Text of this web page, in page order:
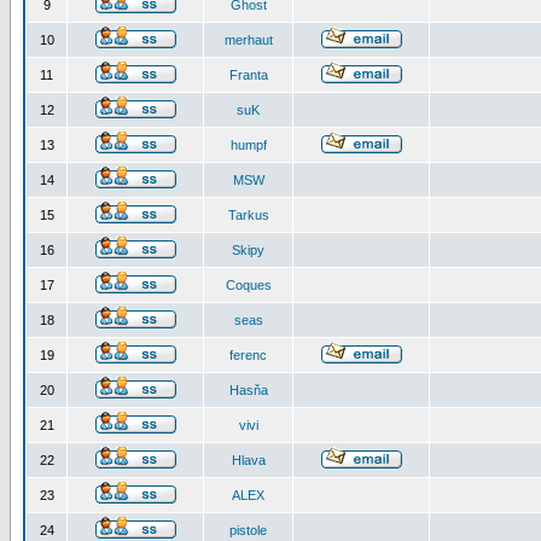
9 Ghost
10 merhaut
11 Franta
12 suK
13 humpf
14 MSW
15 Tarkus
16 Skipy
17 Coques
18 seas
19 ferenc
20 Hasňa
21 vivi
22 Hlava
23 ALEX
24 pistole